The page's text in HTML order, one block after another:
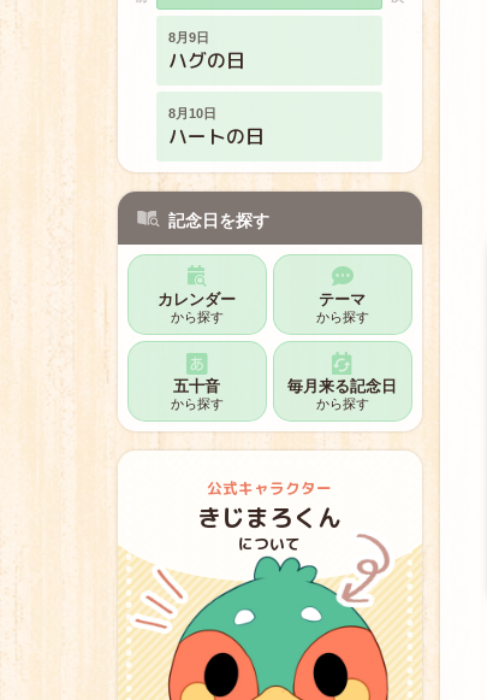
8月9日
ハグの日
8月10日
ハートの日
8月11日
山の日
8月12日
アルプスの少女ハイジの日
8月13日
左利きの日
裸足の記念日
8月15日
終戦の日
記念日を探す
カレンダー
から探す
テーマ
から探す
五十音
から探す
毎月来る記念日
から探す
公式キャラクター
きじまろくん
について